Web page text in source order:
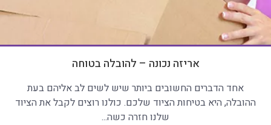
אריזה נכונה – להובלה בטוחה
אחד הדברים החשובים ביותר שיש לשים לב אליהם בעת
ההובלה, היא בטיחות הציוד שלכם. כולנו רוצים לקבל את הציוד
שלנו חזרה כשה...